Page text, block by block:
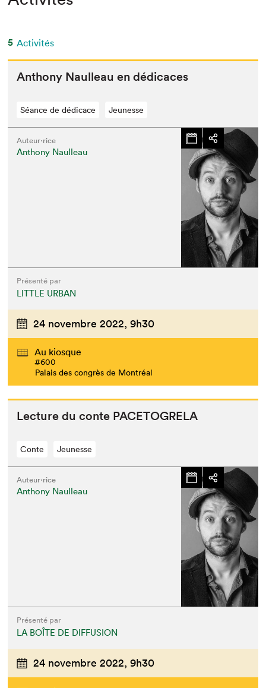
5 Activités
Antho­ny Naul­leau en dédicaces
Séance de dédicace Jeunesse
Auteur·rice
Anthony Naulleau
Présenté par
LITTLE URBAN
24 novembre 2022, 9h30
Au kiosque
#600
Palais des congrès de Montréal
Lec­ture du con­te PACETOGRELA
Conte Jeunesse
Auteur·rice
Anthony Naulleau
Présenté par
LA BOÎTE DE DIFFUSION
24 novembre 2022, 9h30